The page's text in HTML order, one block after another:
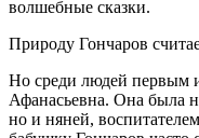
волшебные сказки.
Природу Гончаров
Но среди людей первым
Афанасьевна. Она была
но и няней,